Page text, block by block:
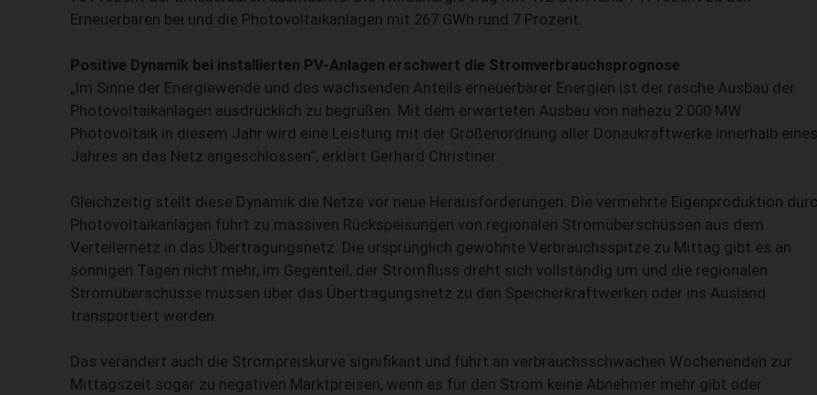
Erneuerbaren bei und die Photovoltaikanlagen mit 267 GWh rund 7 Prozent.
Positive Dynamik bei installierten PV-Anlagen erschwert die Stromverbrauchsprognose
„Im Sinne der Energiewende und des wachsenden Anteils erneuerbarer Energien ist der rasche Ausbau der
Photovoltaik­anlagen ausdrücklich zu begrüßen. Mit dem erwarteten Ausbau von nahezu 2.000 MW
Photovoltaik in diesem Jahr wird eine Leistung mit der Größenordnung aller Donaukraftwerke innerhalb eines
Jahres an das Netz angeschlossen“, erklärt Gerhard Christiner.
Gleichzeitig stellt diese Dynamik die Netze vor neue Herausforderungen. Die vermehrte Eigenproduktion
Photovoltaikanlagen führt zu massiven Rückspeisungen von regionalen Stromüberschüssen aus dem
Verteilernetz in das Übertragungsnetz. Die ursprünglich gewohnte Verbrauchsspitze zu Mittag gibt es an
sonnigen Tagen nicht mehr, im Gegenteil, der Stromfluss dreht sich vollständig um und die regionalen
Stromüberschüsse müssen über das Übertragungsnetz zu den Speicherkraftwerken oder ins Ausland
transportiert werden.
Das verändert auch die Strompreiskurve signifikant und führt an verbrauchsschwachen Wochenenden zur
Mittagszeit sogar zu negativen Marktpreisen, wenn es für den Strom keine Abnehmer mehr gibt oder